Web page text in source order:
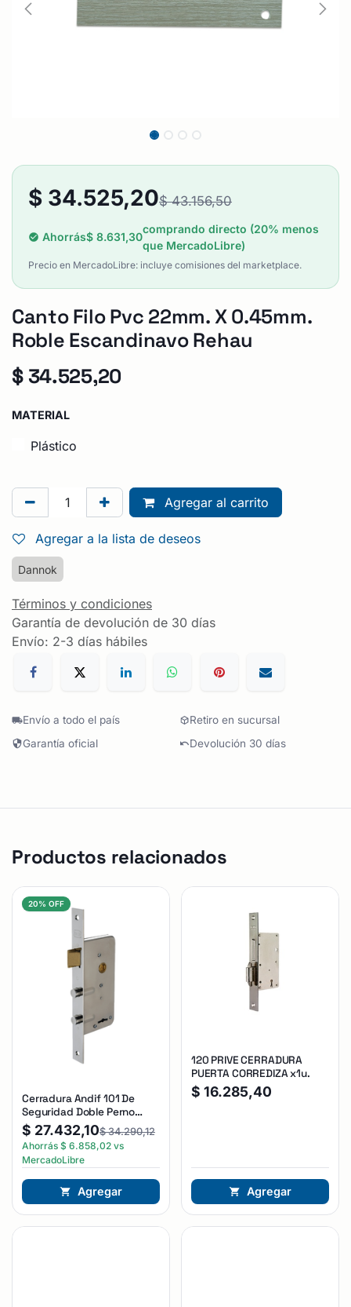
$ 34.525,20$43.156,50
Ahorrás$ 8.631,30
comprando directo (20% menos
que MercadoLibre)
Precio en MercadoLibre: incluye comisiones del marketplace.
Canto Filo Pvc 22mm. X 0.45mm.
Roble Escandinavo Rehau
$34.525,20
MATERIAL
Plástico
Agregar al carrito
Agregar a la lista de deseos
Dannok
Términos y condiciones
Garantía de devolución de 30 días
Envío: 2-3 días hábiles
Envío a todo el país
Retiro en sucursal
Garantía oficial
Devolución 30 días
Productos relacionados
20% OFF
Cerradura Andif 101 De
Seguridad Doble Perno
Reforzada Plateado
$ 27.432,10$34.290,12
Ahorrás $ 6.858,02 vs
MercadoLibre
Agregar
120 PRIVE CERRADURA
PUERTA CORREDIZA x1u.
$ 16.285,40
Agregar